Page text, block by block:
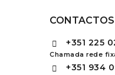
CONTACTOS
+351 225
Chamada rede
+351 934